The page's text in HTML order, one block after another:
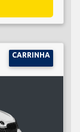
CARRINHA